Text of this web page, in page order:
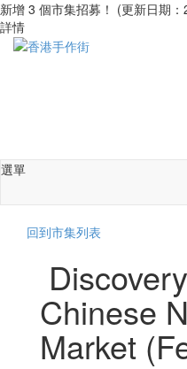
新增 3 個市集招募！ (更新日期
詳情
選單
回到市集列表
Chinese
Market